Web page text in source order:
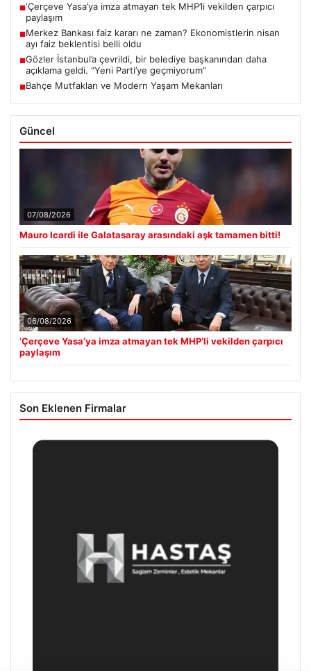
■‘Çerçeve Yasa’ya imza atmayan tek MHP’li vekilden çarpıcı
paylaşım
■Merkez Bankası faiz kararı ne zaman? Ekonomistlerin nisan
ayı faiz beklentisi belli oldu
■Gözler İstanbul’a çevrildi, bir belediye başkanından daha
açıklama geldi. “Yeni Parti’ye geçmiyorum”
■Bahçe Mutfakları ve Modern Yaşam Mekanları
Güncel
07/08/2026
Mauro Icardi ile Galatasaray arasındaki aşk tamamen bitti!
06/08/2026
‘Çerçeve Yasa’ya imza atmayan tek MHP’li vekilden çarpıcı
paylaşım
Son Eklenen Firmalar